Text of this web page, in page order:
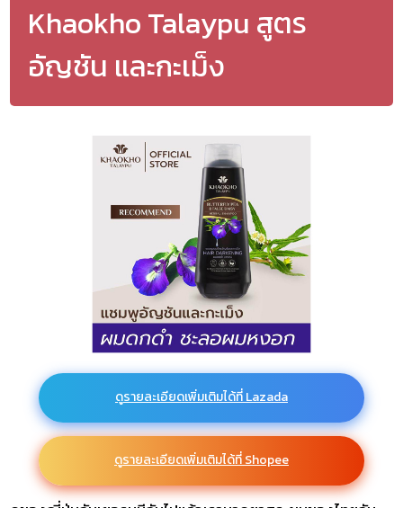
Khaokho Talaypu สูตร
อัญชัน และกะเม็ง
ดูรายละเอียดเพิ่มเติมได้ที่ Lazada
ดูรายละเอียดเพิ่มเติมได้ที่ Shopee